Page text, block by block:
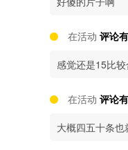
在活动 评论
感觉还是15比
在活动 评论
大概四五十条